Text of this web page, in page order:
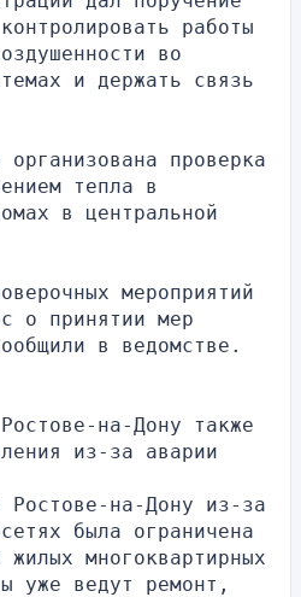
работы
во
и держать связь
организована проверка
тепла в
в центральной
мероприятий
о принятии мер
в ведомстве.
на-Дону также
из-за аварии
Ростове-на-Дону из-за
была ограничена
многоквартирных
уже ведут ремонт,